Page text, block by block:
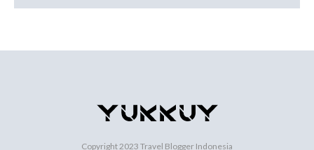
Copyright 2023 Travel Blogger Indonesia